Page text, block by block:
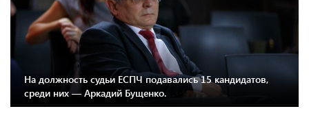
На должность судьи ЕСПЧ подавались 15 кандидатов,
среди них — Аркадий Бущенко.